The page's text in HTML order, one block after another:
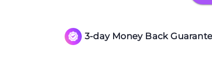
3-day Money Back